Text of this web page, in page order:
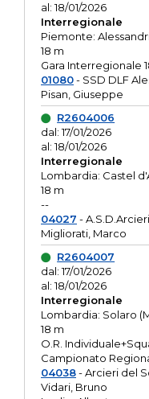
al: 18/01/2026
Interregionale
Piemonte:
18 m
Gara Interregionale
01080- SSD DLF
Pisan, Giuseppe
R2604006
dal: 17/01/2026
al: 18/01/2026
Interregionale
Lombardia: Castel
18 m
--
04027 -
Migliorati, Marco
R2604007
dal: 17/01/2026
al: 18/01/2026
Interregionale
Lombardia: Solaro
18 m
O.R.
Campionato
04038- Arcieri del
Vidari, Bruno